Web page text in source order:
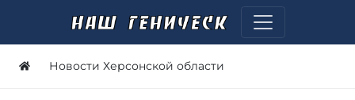
Новости Херсонской области